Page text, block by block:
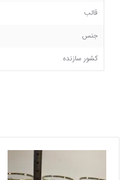
قالب
جنس
کشور سازنده